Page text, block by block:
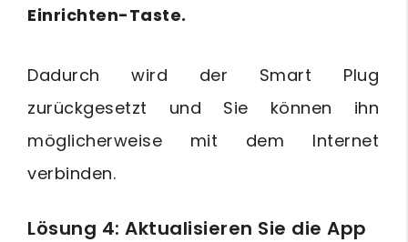
Einrichten-Taste.
Dadurch wird der Smart Plug
zurückgesetzt und Sie können ihn
möglicherweise mit dem Internet
verbinden.
Lösung 4: Aktualisieren Sie die App